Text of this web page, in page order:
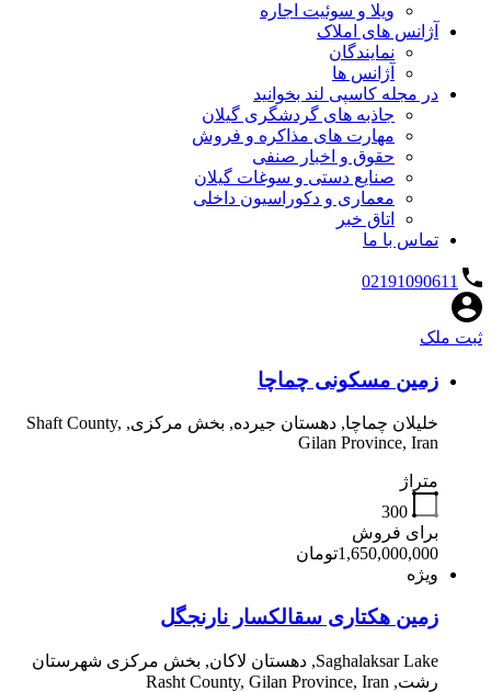
ویلا و سوئیت اجاره
آژانس های املاک
نمایندگان
آژانس ها
در مجله کاسپی لند بخوانید
جاذبه های گردشگری گیلان
مهارت های مذاکره و فروش
حقوق و اخبار صنفی
صنایع دستی و سوغات گیلان
معماری و دکوراسیون داخلی
اتاق خبر
تماس با ما
02191090611
ثبت ملک
زمین مسکونی چماچا
خلیلان چماچا, دهستان جیرده, بخش مرکزی, Shaft County,
Gilan Province, Iran
متراژ
300
برای فروش
1,650,000,000تومان
ویژه
زمین هکتاری سقالکسار نارنجگل
Saghalaksar Lake, دهستان لاکان, بخش مرکزی شهرستان
رشت, Rasht County, Gilan Province, Iran